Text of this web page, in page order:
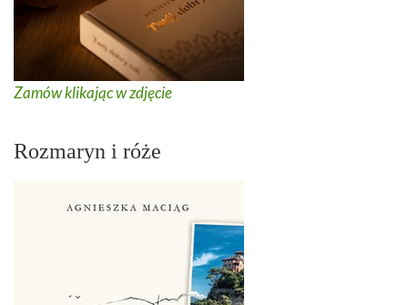
Zamów klikając w zdjęcie
Rozmaryn i róże